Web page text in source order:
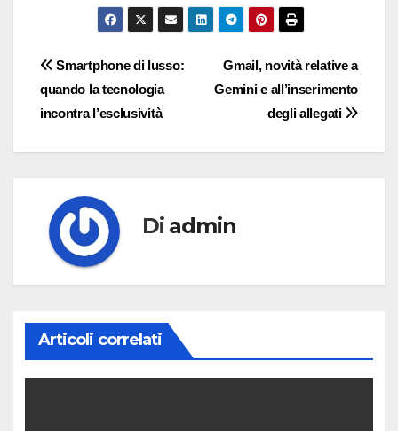
Navigazione
articoli
Gmail, novità relative a
Gemini e all’inserimento
degli allegati
Smartphone di lusso:
quando la tecnologia
incontra l’esclusività
Di admin
Articoli correlati